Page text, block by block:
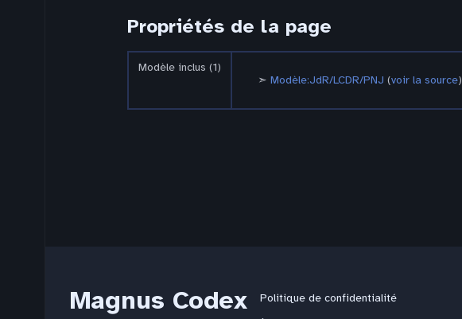
Propriétés de la page
Modèle inclus (1)
Modèle:JdR/LCDR/PNJ (voir la source)
Magnus Codex
Politique de confidentialité